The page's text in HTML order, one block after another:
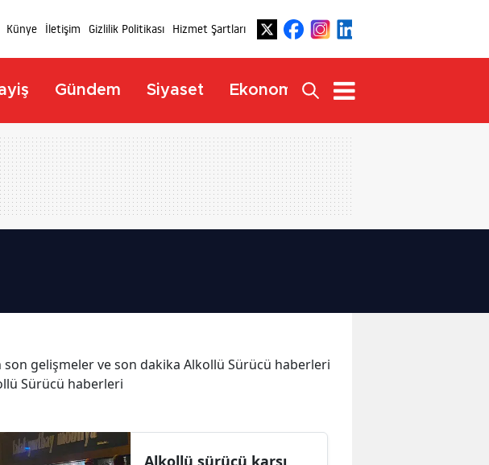
Künye İletişim Gizlilik Politikası Hizmet Şartları
Gündem Siyaset Ekonomi Yaşam
son gelişmeler ve son dakika Alkollü Sürücü haberleri
Sürücü haberleri
Alkollü sürücü karşı